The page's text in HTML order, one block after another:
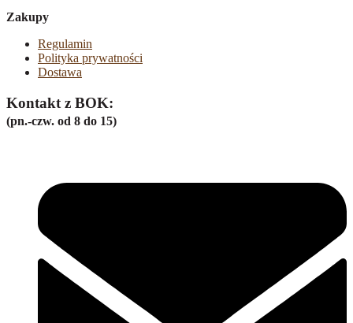
Zakupy
Regulamin
Polityka prywatności
Dostawa
Kontakt z BOK:
(pn.-czw. od 8 do 15)